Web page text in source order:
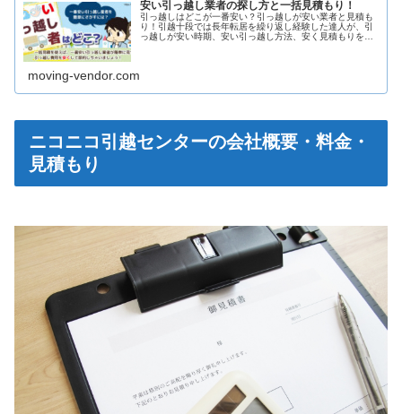
安い引っ越し業者の探し方と一括見積もり！
引っ越しはどこが一番安い？引っ越しが安い業者と見積も
り！引越十段では長年転居を繰り返し経験した達人が、引
っ越しが安い時期、安い引っ越し方法、安く見積もりを取
moving-vendor.com
ニコニコ引越センターの会社概要・料金・
見積もり